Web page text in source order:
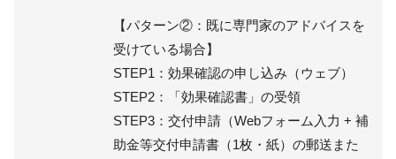
【パターン②：既に専門家のアドバイスを
受けている場合】
STEP1：効果確認の申し込み（ウェブ）
STEP2：「効果確認書」の受領
STEP3：交付申請（Webフォーム入力 + 補
助金等交付申請書（1枚・紙）の郵送また